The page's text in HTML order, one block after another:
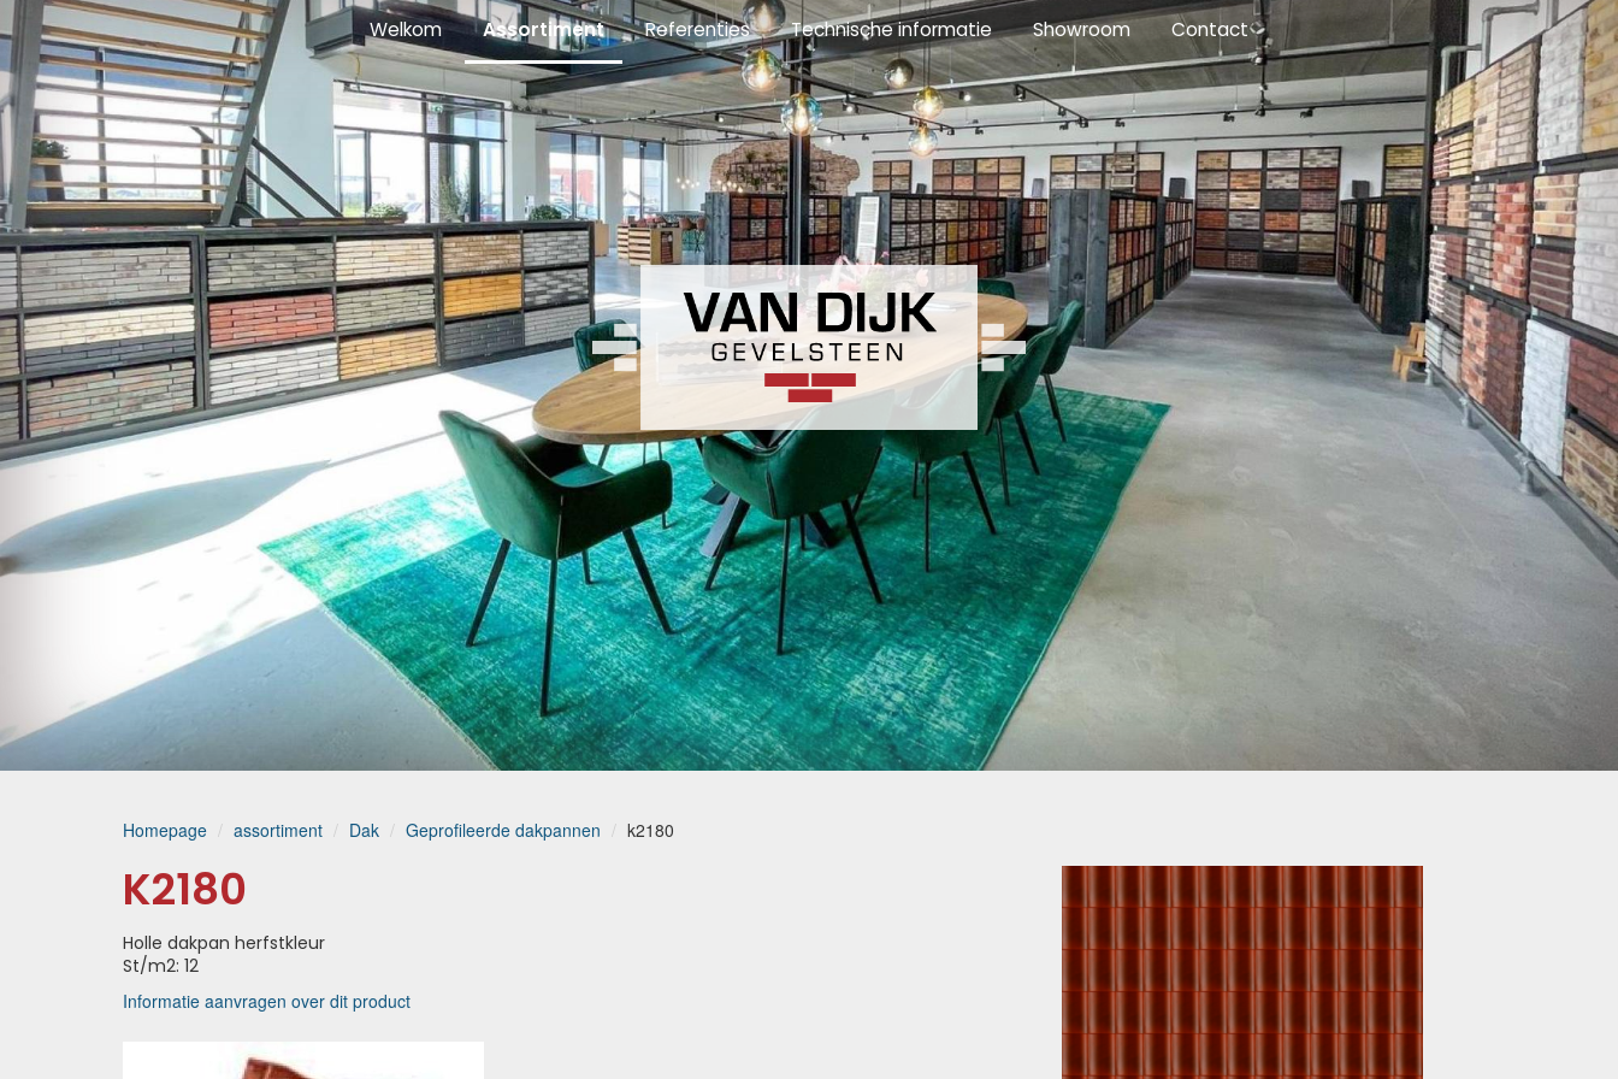
Welkom Assortiment Referenties Technische informatie Showroom Contact
Homepage assortiment Dak Geprofileerde dakpannen k2180
K2180
Holle dakpan herfstkleur
St/m2: 12
Informatie aanvragen over dit product